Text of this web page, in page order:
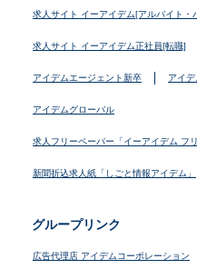
求人サイト イーアイデム[アルバイト・
求人サイト イーアイデム正社員[転職]
アイデムエージェント新卒 アイ
アイデムグローバル
求人フリーペーパー「イーアイデム フ
新聞折込求人紙「しごと情報アイデム」
グループリンク
広告代理店 アイデムコーポレーション